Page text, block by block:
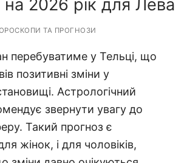
на 2026 рік для Лева
ТА ПРОГНОЗИ
перебуватиме у Тельці, що
позитивні зміни у
Астрологічний
звернути увагу до
Такий прогноз є
жінок, і для чоловіків,